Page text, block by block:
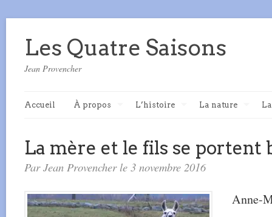
Les Quatre Saisons
Jean Provencher
Accueil À propos L’histoire La nature
La mère et le fils se portent
Par Jean Provencher le 3 novembre 2016
Anne-